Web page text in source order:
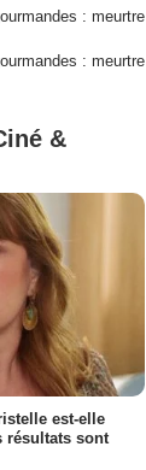
: meurtre
: meurtre
&
est-elle
résultats sont